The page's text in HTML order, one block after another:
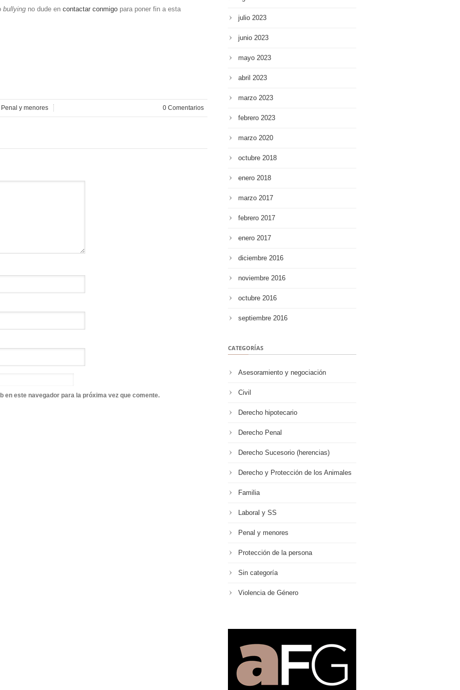
bullying no dude en contactar conmigo para poner fin a esta
Penal y menores 0 Comentarios
en este navegador para la próxima vez que comente.
julio 2023
junio 2023
mayo 2023
abril 2023
marzo 2023
febrero 2023
marzo 2020
octubre 2018
enero 2018
marzo 2017
febrero 2017
enero 2017
diciembre 2016
noviembre 2016
octubre 2016
septiembre 2016
CATEGORÍAS
Asesoramiento y negociación
Civil
Derecho hipotecario
Derecho Penal
Derecho Sucesorio (herencias)
Derecho y Protección de los Animales
Familia
Laboral y SS
Penal y menores
Protección de la persona
Sin categoría
Violencia de Género